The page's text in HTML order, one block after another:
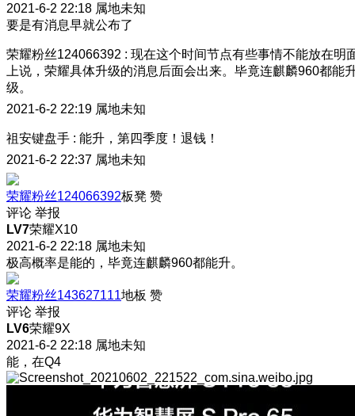
2021-6-2 22:18 属地未知
要是有消息早就公布了
荣耀粉丝124066392 : 现在这个时间节点有些事情不能放在明
上说，荣耀具体升级的消息后面会出来。毕竟连麒麟960都能
级。
2021-6-2 22:19 属地未知
祖安键盘手 : 能升，第四季度！退钱！
2021-6-2 22:37 属地未知
荣耀粉丝124066392板凳 赞
评论 举报
LV7荣耀X10
2021-6-2 22:18 属地未知
极高概率是能的，毕竟连麒麟960都能升。
荣耀粉丝143627111地板 赞
评论 举报
LV6荣耀9X
2021-6-2 22:18 属地未知
能，在Q4